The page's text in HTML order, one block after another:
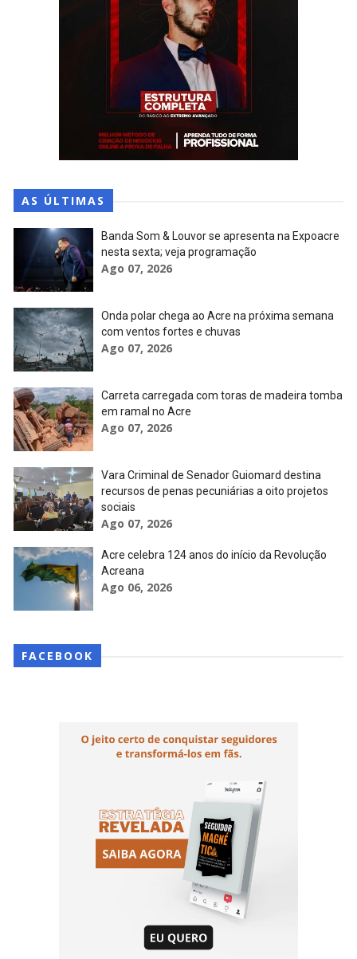
AS ÚLTIMAS
Banda Som & Louvor se apresenta na Expoacre
nesta sexta; veja programação
Ago 07, 2026
Onda polar chega ao Acre na próxima semana
com ventos fortes e chuvas
Ago 07, 2026
Carreta carregada com toras de madeira tomba
em ramal no Acre
Ago 07, 2026
Vara Criminal de Senador Guiomard destina
recursos de penas pecuniárias a oito projetos
sociais
Ago 07, 2026
Acre celebra 124 anos do início da Revolução
Acreana
Ago 06, 2026
FACEBOOK